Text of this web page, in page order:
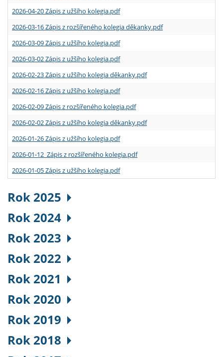
2026-04-20 Zápis z užšího kolegia.pdf
2026-03-16 Zápis z rozšířeného kolegia děkanky.pdf
2026-03-09 Zápis z užšího kolegia.pdf
2026-03-02 Zápis z užšího kolegia.pdf
2026-02-23 Zápis z užšího kolegia děkanky.pdf
2026-02-16 Zápis z užšího kolegia.pdf
2026-02-09 Zápis z rozšířeného kolegia.pdf
2026-02-02 Zápis z užšího kolegia děkanky.pdf
2026-01-26 Zápis z užšího kolegia.pdf
2026-01-12 Zápis z rozšířeného kolegia.pdf
2026-01-05 Zápis z užšího kolegia.pdf
Rok 2025
Rok 2024
Rok 2023
Rok 2022
Rok 2021
Rok 2020
Rok 2019
Rok 2018